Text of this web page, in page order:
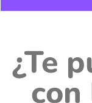
¿Te